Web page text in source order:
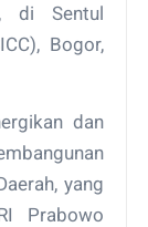
di Sentul
Bogor,
dan
yang
Prabowo